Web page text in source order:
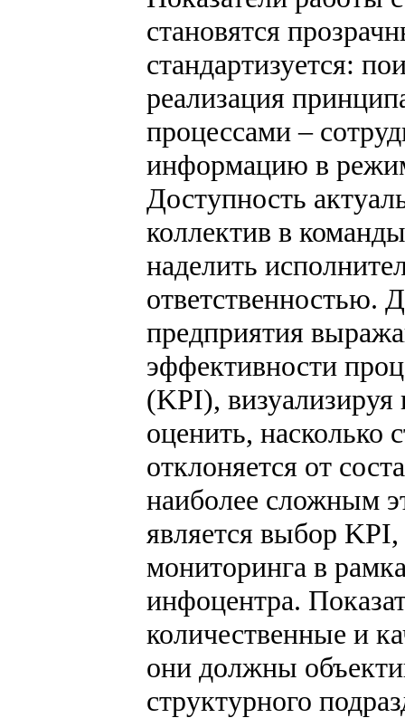
становятся
стандартизуется:
реализация
процессами –
информацию в
Доступность
коллектив в
наделить
ответственностью.
предприятия
эффективности
(KPI),
оценить, насколько
отклоняется от
наиболее сложным
является выбор
мониторинга в
инфоцентра.
количественные и
они должны
структурного